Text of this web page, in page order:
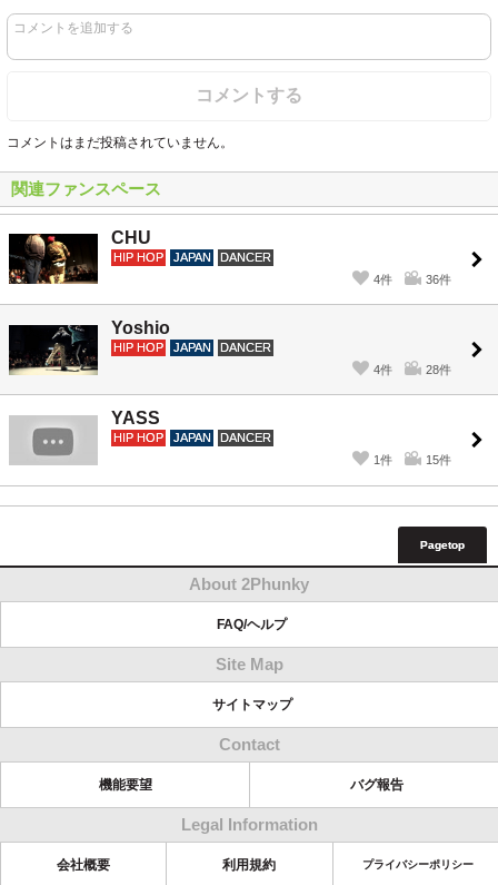
コメントを追加する
コメントする
コメントはまだ投稿されていません。
関連ファンスペース
CHU
HIP HOP JAPAN
DANCER
4件
36件
Yoshio
HIP HOP JAPAN
DANCER
4件
28件
YASS
HIP HOP JAPAN
DANCER
1件
15件
Pagetop
About 2Phunky
FAQ/ヘルプ
Site Map
サイトマップ
Contact
機能要望 バグ報告
Legal Information
会社概要 利用規約 プライバシーポリシー